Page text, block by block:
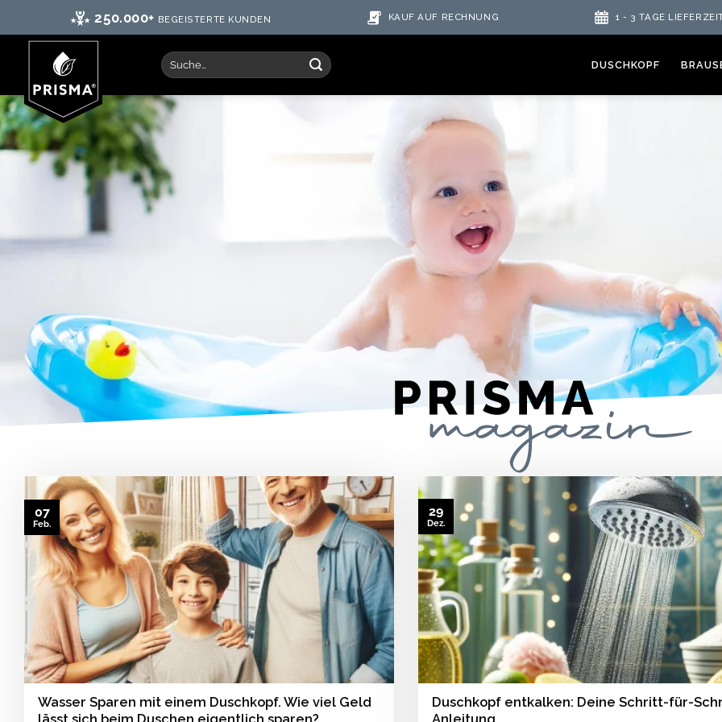
250.000+ BEGEISTERTE KUNDEN KAUF AUF RECHNUNG 1 - 3 TAGE
DUSCHKOPF
Wasser Sparen mit einem Duschkopf. Wie viel Geld
07
Feb.
Duschkopf entkalken: Deine Schritt-für-
29
Dez.